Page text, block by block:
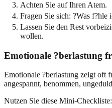
Achten Sie auf Ihren Atem.
Fragen Sie sich: ?Was
Lassen Sie den Rest
wollen.
Emotionale ?berlastung
Emotionale ?berlastung zeigt oft
angespannt, benommen,
Nutzen Sie diese Mini-Checkliste: